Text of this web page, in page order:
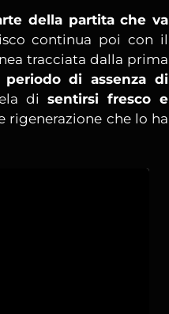
della partita che va
continua poi con il
tracciata dalla prima
di assenza di
di sentirsi fresco e
rigenerazione che lo ha